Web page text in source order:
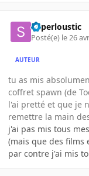
Superloustic
Posté(e) le 26
AUTEUR
tu as mis
coffret spawn (de
l'ai pretté et que je
remettre la main
j'ai pas mis tous
(mais que des films
par contre j'ai mis